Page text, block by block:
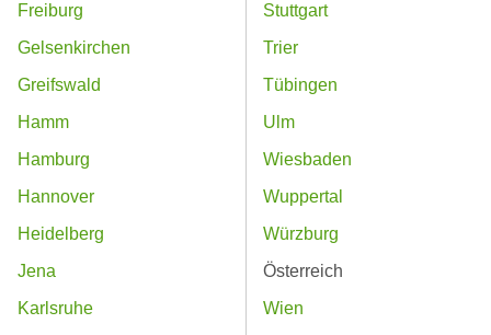
Freiburg
Gelsenkirchen
Greifswald
Hamm
Hamburg
Hannover
Heidelberg
Jena
Karlsruhe
Stuttgart
Trier
Tübingen
Ulm
Wiesbaden
Wuppertal
Würzburg
Österreich
Wien